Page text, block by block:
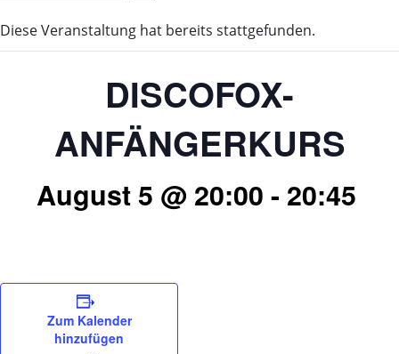
Diese Veranstaltung hat bereits stattgefunden.
DISCOFOX-
ANFÄNGERKURS
August 5 @ 20:00 - 20:45
Zum Kalender
hinzufügen